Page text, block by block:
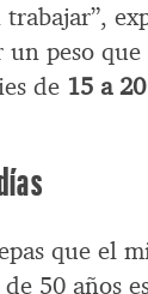
peso que
de 15 a 20
que el
50 años